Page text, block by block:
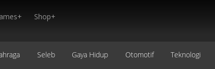
Shop+
Seleb Gaya Hidup Otomotif Teknologi